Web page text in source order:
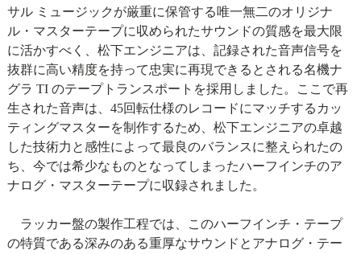
サル ミュージックが厳重に保管する唯一無二のオリジナ
ル・マスターテープに収められたサウンドの質感を最大限
に活かすべく、松下エンジニアは、記録された音声信号を
抜群に高い精度を持って忠実に再現できるとされる名機ナ
グラ TI のテープトランスポートを採用しました。ここで再
生された音声は、45回転仕様のレコードにマッチするカッ
ティングマスターを制作するため、松下エンジニアの卓越
した技術力と感性によって最良のバランスに整えられたの
ち、今では希少なものとなってしまったハーフインチのア
ナログ・マスターテープに収録されました。
ラッカー盤の製作工程では、このハーフインチ・テープ
の特質である深みのある重厚なサウンドとアナログ・テー